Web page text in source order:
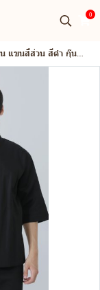
0
แขนสี่ส่วน สีดำ กุ๊นดำ